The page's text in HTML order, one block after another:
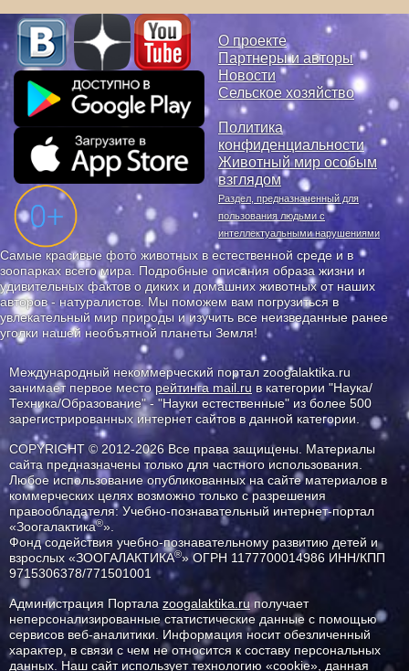
О проекте
Партнеры и авторы
Новости
Сельское хозяйство
Политика
конфиденциальности
Животный мир особым
взглядом
Раздел, предназначенный для
пользования людьми с
интеллектуальными нарушениями
Самые красивые фото животных в естественной среде и в
зоопарках всего мира. Подробные описания образа жизни и
удивительных фактов о диких и домашних животных от наших
авторов - натуралистов. Мы поможем вам погрузиться в
увлекательный мир природы и изучить все неизведанные ранее
уголки нашей необъятной планеты Земля!
Международный некоммерческий портал zoogalaktika.ru
занимает первое месторейтинга mail.ru в категории "Наука/
Техника/Образование" - "Науки естественные" из более 500
зарегистрированных интернет сайтов в данной категории.
COPYRIGHT © 2012-2026 Все права защищены. Материалы
сайта предназначены только для частного использования.
Любое использование опубликованных на сайте материалов в
коммерческих целях возможно только с разрешения
правообладателя: Учебно-познавательный интернет-портал
«Зоогалактика®».
Фонд содействия учебно-познавательному развитию детей и
взрослых «ЗООГАЛАКТИКА®» ОГРН 1177700014986 ИНН/КПП
9715306378/771501001
Администрация Портала zoogalaktika.ruполучает
неперсонализированные статистические данные с помощью
сервисов веб-аналитики. Информация носит обезличенный
характер, в связи с чем не относится к составу персональных
данных. Наш сайт использует технологию «cookie», данная